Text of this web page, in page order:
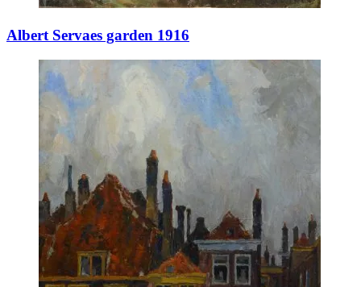
Albert Servaes garden 1916